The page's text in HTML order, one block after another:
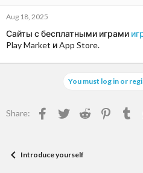
e
Aug 18, 2025
Сайты с бесплатными играми
Play Market и App Store.
You must log in or
Share: Facebook
TwitterReddit
Introduce yourself